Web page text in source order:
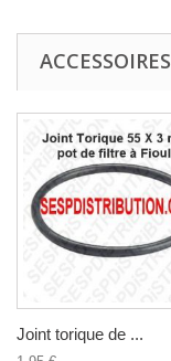
ACCESSOIRES
Joint torique de ...